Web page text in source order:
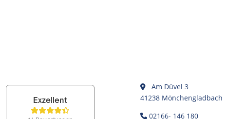
Am Düvel 3
41238 Mönchengladbach
02166- 146 180